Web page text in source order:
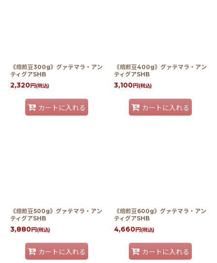
《焙煎豆300g》グァテマラ・アン
ティグアSHB
2,320円 (税込)
カートに入れる
《焙煎豆400g》グァテマラ・アン
ティグアSHB
3,100円 (税込)
カートに入れる
《焙煎豆500g》グァテマラ・アン
ティグアSHB
3,880円 (税込)
カートに入れる
《焙煎豆600g》グァテマラ・アン
ティグアSHB
4,660円 (税込)
カートに入れる